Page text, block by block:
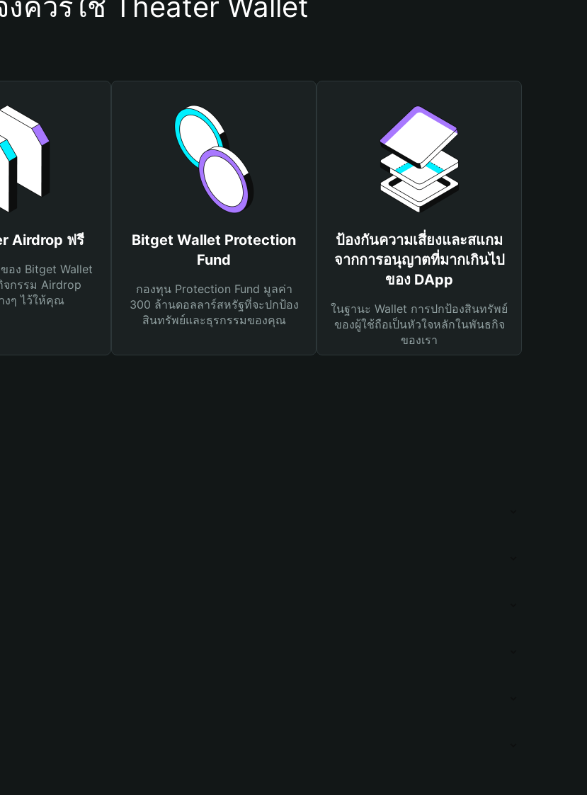
Airdrop ฟรี
อง Bitget Wallet
จกรรม Airdrop
งๆ ไว้ให้คุณ
Bitget Wallet Protection
Fund
กองทุน Protection Fund มูลค่า
300 ล้านดอลลาร์สหรัฐที่จะปกป้อง
สินทรัพย์และธุรกรรมของคุณ
ป้องกันความเสี่ยงและสแกม
จากการอนุญาตที่มากเกินไป
ของ DApp
ในฐานะ Wallet การปกป้องสินทรัพย์
ของผู้ใช้ถือเป็นหัวใจหลักในพันธกิจ
ของเรา